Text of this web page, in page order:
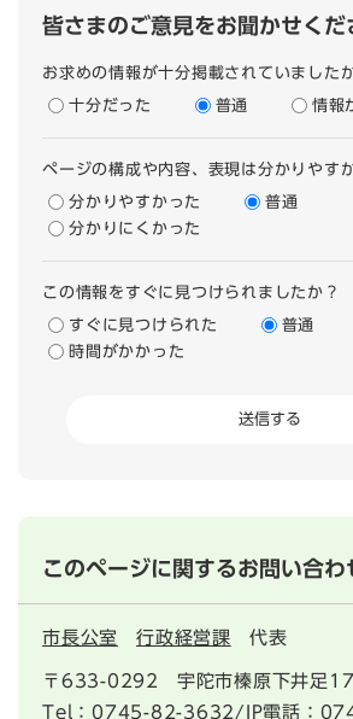
皆さまのご意見をお聞かせくだ
お求めの情報が十分掲載されていました
十分だった 普通 情報
ページの構成や内容、表現は分かりやす
分かりやすかった
普通
分かりにくかった
この情報をすぐに見つけられましたか？
すぐに見つけられた
普通
時間がかかった
このページに関するお問い合わ
市長公室 行政経営課 代表
〒633-0292
宇陀市榛原下井足
Tel：0745-82-3632/IP電話：